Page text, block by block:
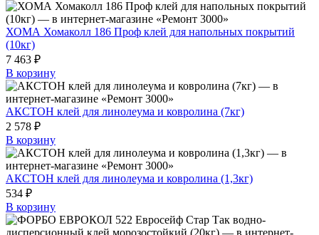
ХОМА Хомаколл 186 Проф клей для напольных покрытий
(10кг)
7 463 ₽
В корзину
АКСТОН клей для линолеума и ковролина (7кг)
2 578 ₽
В корзину
АКСТОН клей для линолеума и ковролина (1,3кг)
534 ₽
В корзину